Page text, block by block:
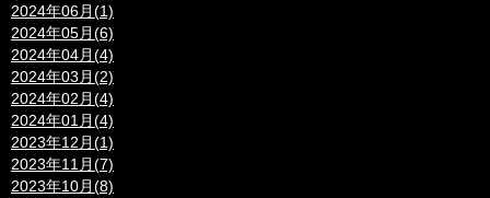
2024年06月(1)
2024年05月(6)
2024年04月(4)
2024年03月(2)
2024年02月(4)
2024年01月(4)
2023年12月(1)
2023年11月(7)
2023年10月(8)